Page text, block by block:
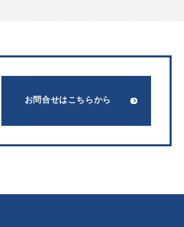
お問合せはこちらから